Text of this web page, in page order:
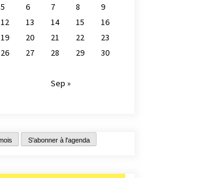
5 6 7 8
9
12 13 14 15
16
19 20 21 22
23
26 27 28 29
30
Sep »
S'abonner à l'agenda